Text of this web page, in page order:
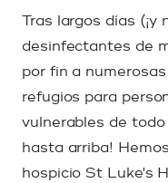
Tras largos días
desinfectantes de
por fin a
refugios para
vulnerables de todo
hasta arriba!
hospicio St Luke's